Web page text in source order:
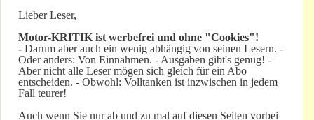
Lieber Leser,
Motor-KRITIK ist werbefrei und ohne "Cookies"!
- Darum aber auch ein wenig abhängig von seinen Lesern. -
Oder anders: Von Einnahmen. - Ausgaben gibt's genug! -
Aber nicht alle Leser mögen sich gleich für ein Abo
entscheiden. - Obwohl: Volltanken ist inzwischen in jedem
Fall teurer!
Auch wenn Sie nur ab und zu mal auf diesen Seiten vorbei